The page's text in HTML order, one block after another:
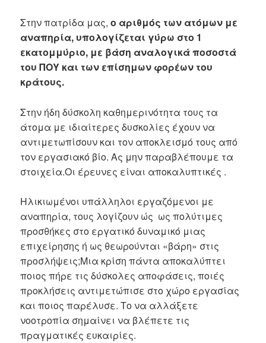
Στην πατρίδα μας,ο αριθμός των ατόμων με
αναπηρία, υπολογίζεται γύρω στο 1
εκατομμύριο, με βάση αναλογικά ποσοστά
του ΠΟΥ και των επίσημων φορέων του
κράτους.
Στην ήδη δύσκολη καθημερινότητα τους τα
άτομα με ιδιαίτερες δυσκολίες έχουν να
αντιμετωπίσουν και τον αποκλεισμό τους από
τον εργασιακό βίο. Ας μην παραβλέπουμε τα
στοιχεία.Οι έρευνες είναι αποκαλυπτικές .
Ηλικιωμένοι υπάλληλοι εργαζόμενοι με
αναπηρία, τους λογίζουν ώς ως πολύτιμες
προσθήκες στο εργατικό δυναμικό μιας
επιχείρησης ή ως θεωρούνται «βάρη» στις
προσλήψεις;Μια κρίση πάντα αποκαλύπτει
ποιος πήρε τις δύσκολες αποφάσεις, ποιές
προκλήσεις αντιμετώπισε στο χώρο εργασίας
και ποιος παρέλυσε. Το να αλλάξετε
νοοτροπία σημαίνει να βλέπετε τις
πραγματικές ευκαιρίες.